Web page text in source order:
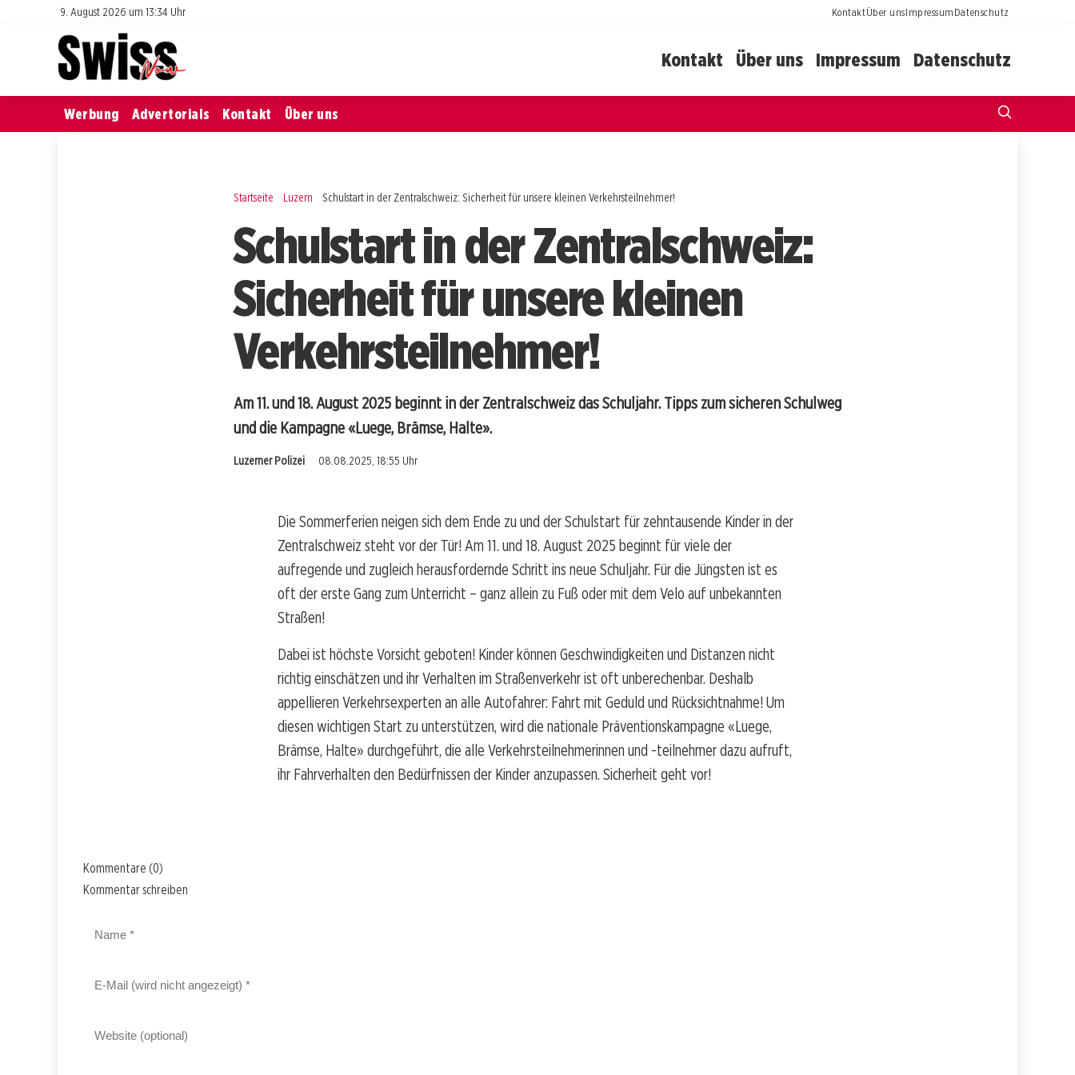
9. August 2026 um 13:34 Uhr KontaktÜber unsImpressumDatenschutz
Kontakt Über uns Impressum Datenschutz
Werbung Advertorials Kontakt Über uns
Startseite Luzern Schulstart in der Zentralschweiz: Sicherheit für unsere kleinen Verkehrsteilnehmer!
Schulstart in der Zentralschweiz:
Sicherheit für unsere kleinen
Verkehrsteilnehmer!
Am 11. und 18. August 2025 beginnt in der Zentralschweiz das Schuljahr. Tipps zum sicheren Schulweg
und die Kampagne «Luege, Brämse, Halte».
Luzerner Polizei 08.08.2025, 18:55 Uhr
Die Sommerferien neigen sich dem Ende zu und der Schulstart für zehntausende Kinder in der
Zentralschweiz steht vor der Tür! Am 11. und 18. August 2025 beginnt für viele der
aufregende und zugleich herausfordernde Schritt ins neue Schuljahr. Für die Jüngsten ist es
oft der erste Gang zum Unterricht – ganz allein zu Fuß oder mit dem Velo auf unbekannten
Straßen!
Dabei ist höchste Vorsicht geboten! Kinder können Geschwindigkeiten und Distanzen nicht
richtig einschätzen und ihr Verhalten im Straßenverkehr ist oft unberechenbar. Deshalb
appellieren Verkehrsexperten an alle Autofahrer: Fahrt mit Geduld und Rücksichtnahme! Um
diesen wichtigen Start zu unterstützen, wird die nationale Präventionskampagne «Luege,
Brämse, Halte» durchgeführt, die alle Verkehrsteilnehmerinnen und -teilnehmer dazu aufruft,
ihr Fahrverhalten den Bedürfnissen der Kinder anzupassen. Sicherheit geht vor!
Kommentare (0)
Kommentar schreiben